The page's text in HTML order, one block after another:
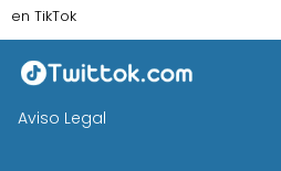
en TikTok
Aviso Legal